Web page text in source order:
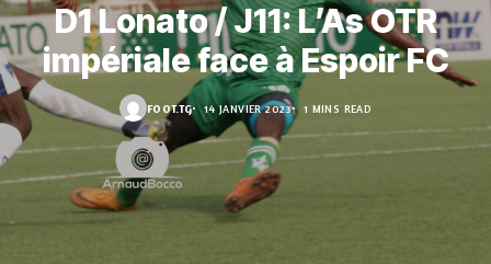
D1 Lonato / J11: L’As OTR
impériale face à Espoir FC
FOOT.TG 14 JANVIER 2023 1 MINS READ